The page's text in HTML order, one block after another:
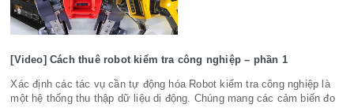
[Video] Cách thuê robot kiểm tra công nghiệp – phần 1
Xác định các tác vụ cần tự động hóa Robot kiểm tra công nghiệp là
một hệ thống thu thập dữ liệu di động. Chúng mang các cảm biến đo